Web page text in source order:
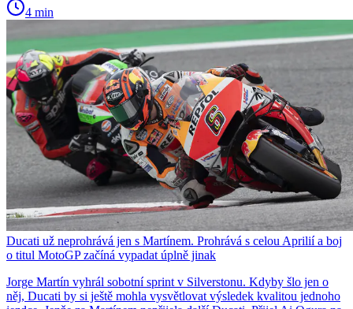
4 min
Ducati už neprohrává jen s Martínem. Prohrává s celou Aprilií a boj
o titul MotoGP začíná vypadat úplně jinak
Jorge Martín vyhrál sobotní sprint v Silverstonu. Kdyby šlo jen o
něj, Ducati by si ještě mohla vysvětlovat výsledek kvalitou jednoho